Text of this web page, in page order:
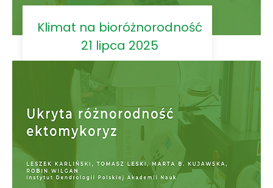
Klimat na bioróżnorodność
21 lipca 2025